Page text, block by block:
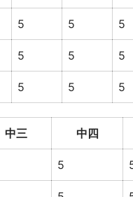
5 5 5
5 5 5
5 5 5
中三 中四
5